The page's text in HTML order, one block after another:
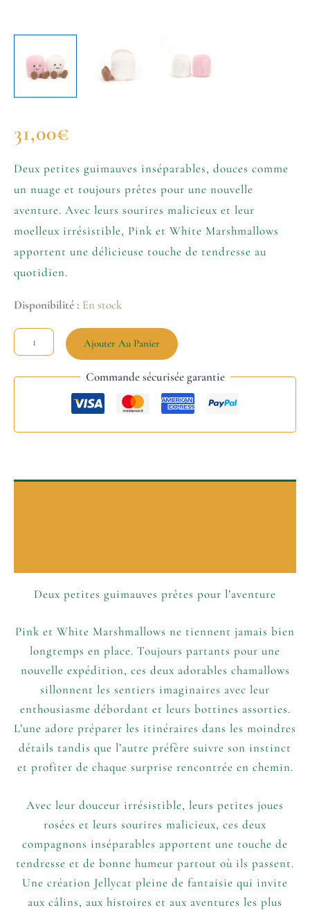
31,00€
Deux petites guimauves inséparables, douces comme
un nuage et toujours prêtes pour une nouvelle
aventure. Avec leurs sourires malicieux et leur
moelleux irrésistible, Pink et White Marshmallows
apportent une délicieuse touche de tendresse au
quotidien.
Disponibilité : En stock
Ajouter Au Panier
Commande sécurisée garantie
Deux petites guimauves prêtes pour l’aventure
Pink et White Marshmallows ne tiennent jamais bien
longtemps en place. Toujours partants pour une
nouvelle expédition, ces deux adorables chamallows
sillonnent les sentiers imaginaires avec leur
enthousiasme débordant et leurs bottines assorties.
L’une adore préparer les itinéraires dans les moindres
détails tandis que l’autre préfère suivre son instinct
et profiter de chaque surprise rencontrée en chemin.
Avec leur douceur irrésistible, leurs petites joues
rosées et leurs sourires malicieux, ces deux
compagnons inséparables apportent une touche de
tendresse et de bonne humeur partout où ils passent.
Une création Jellycat pleine de fantaisie qui invite
aux câlins, aux histoires et aux aventures les plus